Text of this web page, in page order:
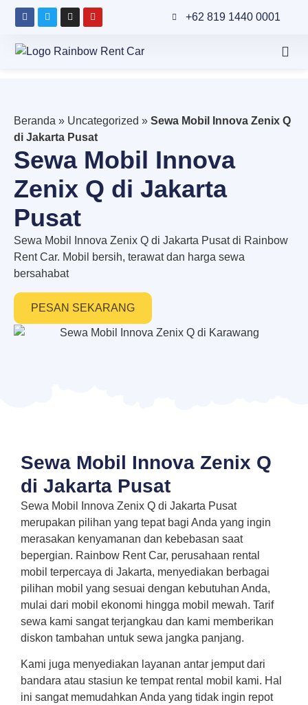
+62 819 1440 0001
Beranda » Uncategorized » Sewa Mobil Innova Zenix Q
di Jakarta Pusat
Sewa Mobil Innova
Zenix Q di Jakarta
Pusat
Sewa Mobil Innova Zenix Q di Jakarta Pusat di Rainbow
Rent Car. Mobil bersih, terawat dan harga sewa
bersahabat
PESAN SEKARANG
Sewa Mobil Innova Zenix Q
di Jakarta Pusat
Sewa Mobil Innova Zenix Q di Jakarta Pusat
merupakan pilihan yang tepat bagi Anda yang ingin
merasakan kenyamanan dan kebebasan saat
bepergian. Rainbow Rent Car, perusahaan rental
mobil terpercaya di Jakarta, menyediakan berbagai
pilihan mobil yang sesuai dengan kebutuhan Anda,
mulai dari mobil ekonomi hingga mobil mewah. Tarif
sewa kami sangat terjangkau dan kami memberikan
diskon tambahan untuk sewa jangka panjang.
Kami juga menyediakan layanan antar jemput dari
bandara atau stasiun ke tempat rental mobil kami. Hal
ini sangat memudahkan Anda yang tidak ingin repot